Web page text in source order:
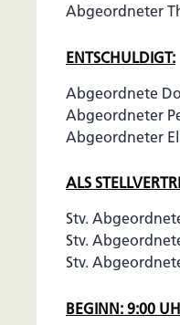
Abgeordneter
ENTSCHULDIGT:
Abgeordnete
Abgeordneter
Abgeordneter
ALS
Stv.
Stv.
Stv.
BEGINN: 9:00